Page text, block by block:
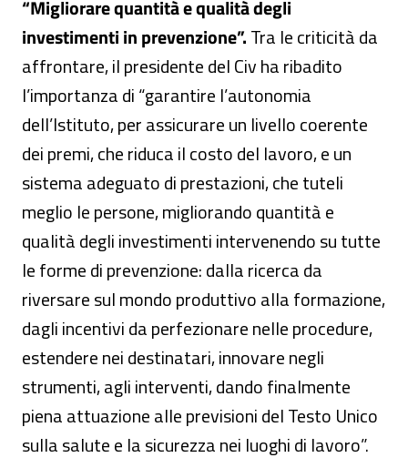
“Migliorare quantità e qualità degli
investimenti in prevenzione”.Tra le criticità da
affrontare, il presidente del Civ ha ribadito
l’importanza di “garantire l’autonomia
dell’Istituto, per assicurare un livello coerente
dei premi, che riduca il costo del lavoro, e un
sistema adeguato di prestazioni, che tuteli
meglio le persone, migliorando quantità e
qualità degli investimenti intervenendo su tutte
le forme di prevenzione: dalla ricerca da
riversare sul mondo produttivo alla formazione,
dagli incentivi da perfezionare nelle procedure,
estendere nei destinatari, innovare negli
strumenti, agli interventi, dando finalmente
piena attuazione alle previsioni del Testo Unico
sulla salute e la sicurezza nei luoghi di lavoro”.